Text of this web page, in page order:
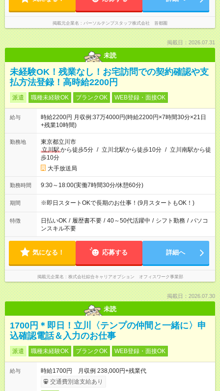
掲載元企業名 パーソルテンプスタッフ株式会社 首都圏
掲載日：2026.07.31
未読
未経験OK！残業なし！お宅訪問での契約確認や支
払方法登録！高時給2200円
派遣 職種未経験OK ブランクOK WEB登録・面接OK
給与
時給2200円 月収例:37万4000円(時給2200円×7時間30分×21日
+残業10時間)
勤務地
東京都立川市
立川駅から徒歩5分 / 立川北駅から徒歩10分 / 立川南駅から徒
歩10分
大手放送局
勤務時間 9:30～18:00(実働7時間30分/休憩60分)
期間 ※即日スタートOKで長期のお仕事！(9月スタートもOK！)
特徴 日払いOK / 履歴書不要 / 40～50代活躍中 / シフト勤務 / パソコ
ンスキル不要
気になる！ 応募する 詳細へ
掲載元企業名 株式会社綜合キャリアオプション オフィスワーク事業部
掲載日：2026.07.30
未読
1700円＊即日！立川〈テンプの仲間と一緒に〉申
込確認電話＆入力のお仕事
派遣 職種未経験OK ブランクOK WEB登録・面接OK
給与
時給1700円 月収例 238,000円+残業代
交通費別途支給あり